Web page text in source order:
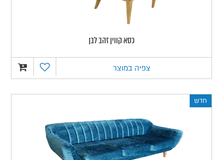
כסא קווין זהב לבן
צפיה במוצר
חדש